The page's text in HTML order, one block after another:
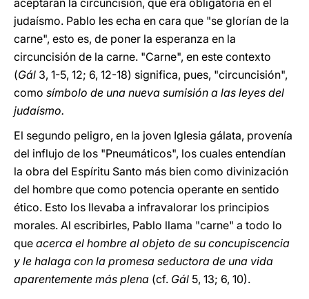
aceptaran la circuncisión, que era obligatoria en el
judaísmo. Pablo les echa en cara que "se glorían de la
carne", esto es, de poner la esperanza en la
circuncisión de la carne. "Carne", en este contexto
(Gál 3, 1-5, 12; 6, 12-18) significa, pues, "circuncisión",
como símbolo de una nueva sumisión a las leyes del
judaísmo.
El segundo peligro, en la joven Iglesia gálata, provenía
del influjo de los "Pneumáticos", los cuales entendían
la obra del Espíritu Santo más bien como divinización
del hombre que como potencia operante en sentido
ético. Esto los llevaba a infravalorar los principios
morales. Al escribirles, Pablo llama "carne" a todo lo
que acerca el hombre al objeto de su concupiscencia
y le halaga con la promesa seductora de una vida
aparentemente más plena (cf. Gál 5, 13; 6, 10).